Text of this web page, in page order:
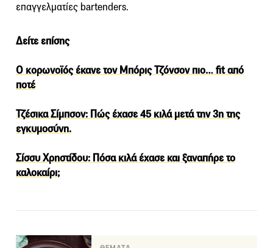
επαγγελματίες bartenders.
Δείτε επίσης
Ο κορωνοϊός έκανε τον Μπόρις Τζόνσον πιο… fit από
ποτέ
Τζέσικα Σίμπσον: Πώς έχασε 45 κιλά μετά την 3η της
εγκυμοσύνη.
Σίσσυ Χρηστίδου: Πόσα κιλά έχασε και ξαναπήρε το
καλοκαίρι;